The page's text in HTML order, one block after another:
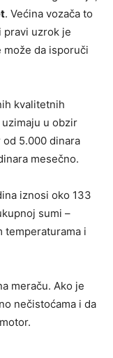
. Većina vozača to
pravi uzrok je
da isporuči
kvalitetnih
u obzir
5.000 dinara
mesečno.
iznosi oko 133
sumi –
temperaturama i
meraču. Ako je
nečistoćama i da